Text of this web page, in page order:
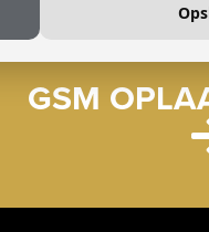
GSM